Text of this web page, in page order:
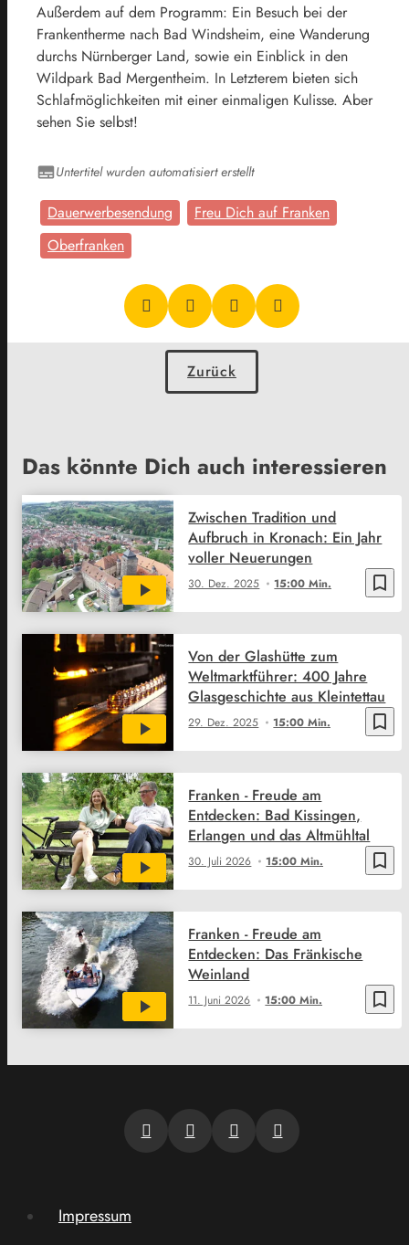
Außerdem auf dem Programm: Ein Besuch bei der
Frankentherme nach Bad Windsheim, eine Wanderung
durchs Nürnberger Land, sowie ein Einblick in den
Wildpark Bad Mergentheim. In Letzterem bieten sich
Schlafmöglichkeiten mit einer einmaligen Kulisse. Aber
sehen Sie selbst!
Untertitel wurden automatisiert erstellt
Dauerwerbesendung
Freu Dich auf Franken
Oberfranken
Zurück
Das könnte Dich auch interessieren
bookmark_border
30. Dez. 2025 15:00 Min.
Zwischen Tradition und
Aufbruch in Kronach: Ein Jahr
voller Neuerungen
bookmark_border
29. Dez. 2025 15:00 Min.
Von der Glashütte zum
Weltmarktführer: 400 Jahre
Glasgeschichte aus Kleintettau
bookmark_border
30. Juli 2026 15:00 Min.
Franken - Freude am
Entdecken: Bad Kissingen,
Erlangen und das Altmühltal
bookmark_border
11. Juni 2026 15:00 Min.
Franken - Freude am
Entdecken: Das Fränkische
Weinland
Impressum